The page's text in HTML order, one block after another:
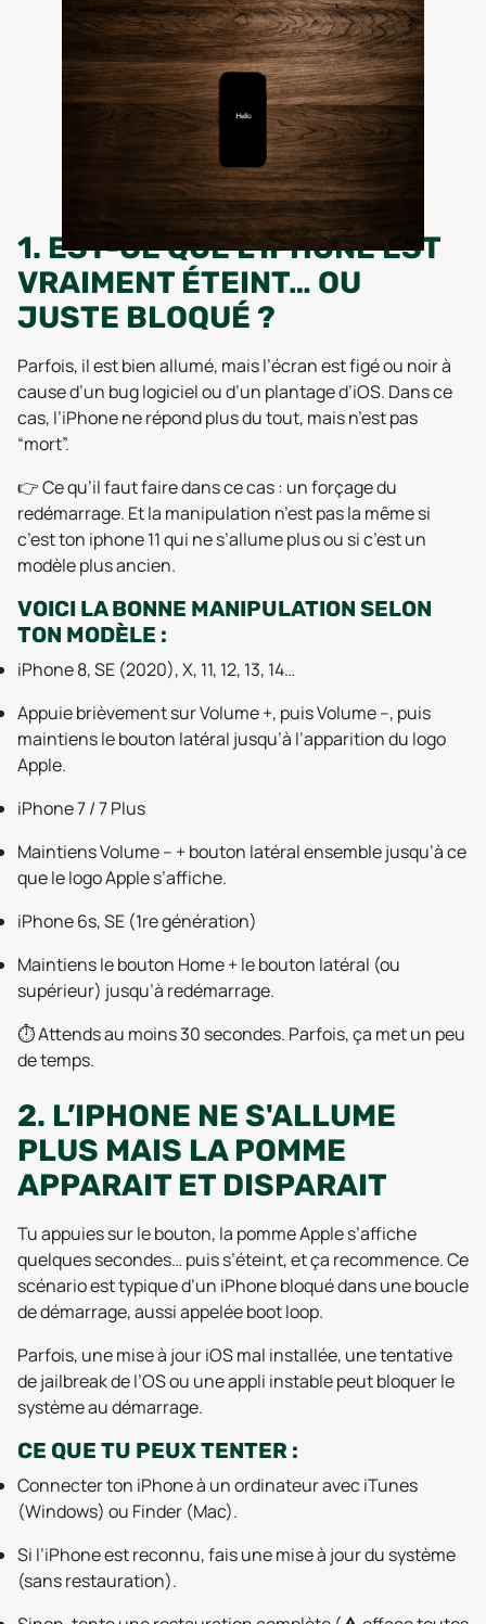
1. EST-CE QUE L’IPHONE EST
VRAIMENT ÉTEINT… OU
JUSTE BLOQUÉ ?
Parfois, il est bien allumé, mais l’écran est figé ou noir à
cause d’un bug logiciel ou d’un plantage d’iOS. Dans ce
cas, l’iPhone ne répond plus du tout, mais n’est pas
“mort”.
👉 Ce qu’il faut faire dans ce cas : un forçage du
redémarrage. Et la manipulation n’est pas la même si
c’est ton iphone 11 qui ne s’allume plus ou si c’est un
modèle plus ancien.
VOICI LA BONNE MANIPULATION SELON
TON MODÈLE :
iPhone 8, SE (2020), X, 11, 12, 13, 14…
Appuie brièvement sur Volume +, puis Volume –, puis
maintiens le bouton latéral jusqu’à l’apparition du logo
Apple.
iPhone 7 / 7 Plus
Maintiens Volume – + bouton latéral ensemble jusqu’à ce
que le logo Apple s’affiche.
iPhone 6s, SE (1re génération)
Maintiens le bouton Home + le bouton latéral (ou
supérieur) jusqu’à redémarrage.
⏱️ Attends au moins 30 secondes. Parfois, ça met un peu
de temps.
2. L’IPHONE NE S'ALLUME
PLUS MAIS LA POMME
APPARAIT ET DISPARAIT
Tu appuies sur le bouton, la pomme Apple s’affiche
quelques secondes… puis s’éteint, et ça recommence. Ce
scénario est typique d’un iPhone bloqué dans une boucle
de démarrage, aussi appeléeboot loop.
Parfois, une mise à jour iOS mal installée, une tentative
de jailbreak de l’OS ou une appli instable peut bloquer le
système au démarrage.
CE QUE TU PEUX TENTER :
Connecter ton iPhone à un ordinateur avec iTunes
(Windows) ou Finder (Mac).
Si l’iPhone est reconnu, fais une mise à jour du système
(sans restauration).